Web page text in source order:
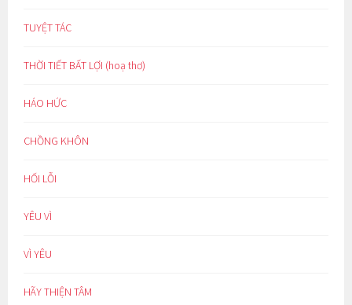
TUYỆT TÁC
THỜI TIẾT BẤT LỢI (hoạ thơ)
HÁO HỨC
CHỒNG KHÔN
HỐI LỖI
YÊU VÌ
VÌ YÊU
HÃY THIỆN TÂM